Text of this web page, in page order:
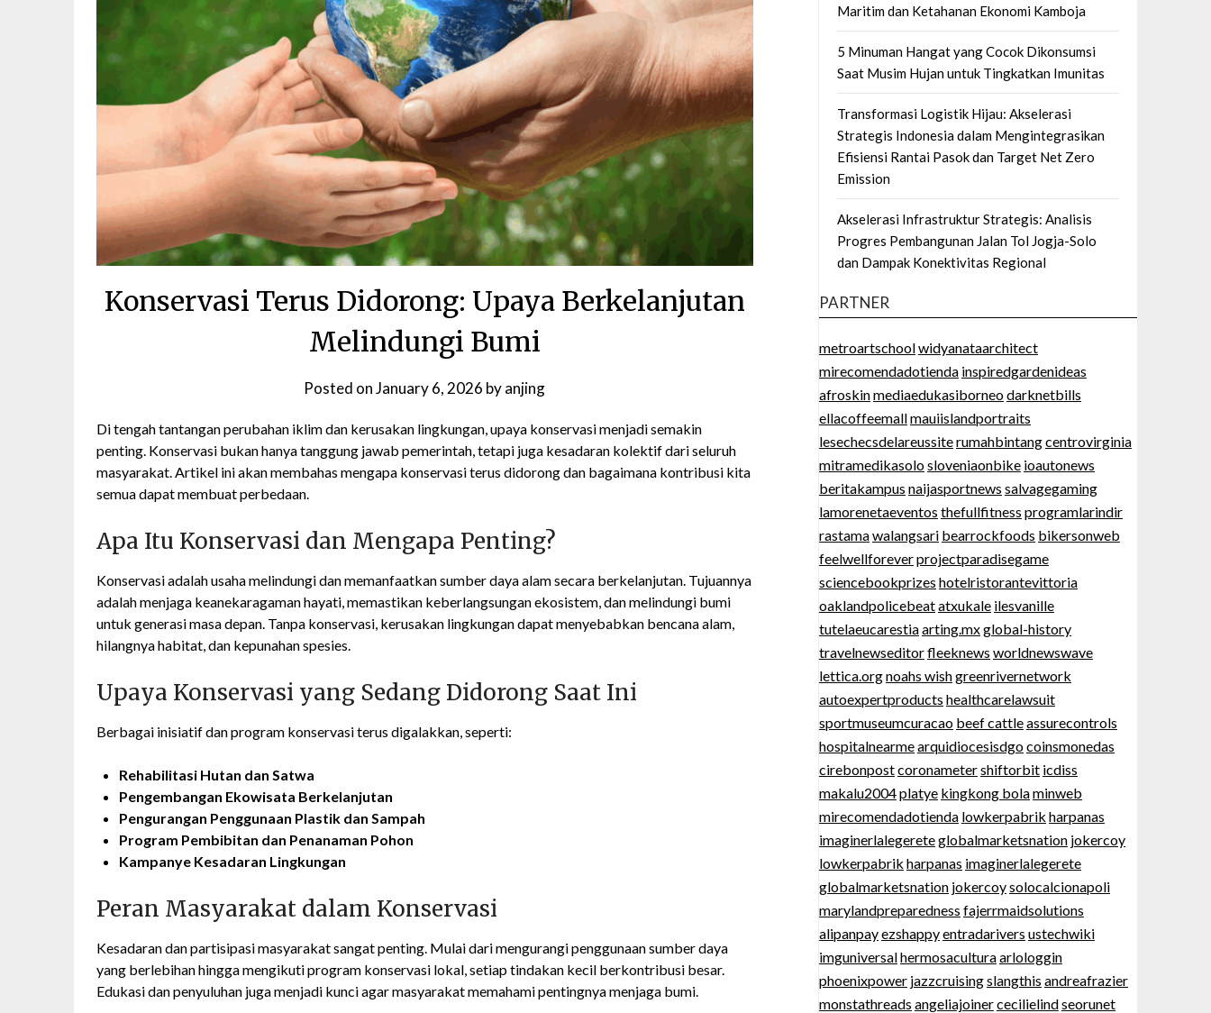
Konservasi Terus Didorong: Upaya Berkelanjutan
Melindungi Bumi
Posted onJanuary 6, 2026 byanjing
Di tengah tantangan perubahan iklim dan kerusakan lingkungan, upaya konservasi menjadi semakin
penting. Konservasi bukan hanya tanggung jawab pemerintah, tetapi juga kesadaran kolektif dari seluruh
masyarakat. Artikel ini akan membahas mengapa konservasi terus didorong dan bagaimana kontribusi kita
semua dapat membuat perbedaan.
Apa Itu Konservasi dan Mengapa Penting?
Konservasi adalah usaha melindungi dan memanfaatkan sumber daya alam secara berkelanjutan. Tujuannya
adalah menjaga keanekaragaman hayati, memastikan keberlangsungan ekosistem, dan melindungi bumi
untuk generasi masa depan. Tanpa konservasi, kerusakan lingkungan dapat menyebabkan bencana alam,
hilangnya habitat, dan kepunahan spesies.
Upaya Konservasi yang Sedang Didorong Saat Ini
Berbagai inisiatif dan program konservasi terus digalakkan, seperti:
Rehabilitasi Hutan dan Satwa
Pengembangan Ekowisata Berkelanjutan
Pengurangan Penggunaan Plastik dan Sampah
Program Pembibitan dan Penanaman Pohon
Kampanye Kesadaran Lingkungan
Peran Masyarakat dalam Konservasi
Kesadaran dan partisipasi masyarakat sangat penting. Mulai dari mengurangi penggunaan sumber daya
yang berlebihan hingga mengikuti program konservasi lokal, setiap tindakan kecil berkontribusi besar.
Edukasi dan penyuluhan juga menjadi kunci agar masyarakat memahami pentingnya menjaga bumi.
Maritim dan Ketahanan Ekonomi Kamboja
5 Minuman Hangat yang Cocok Dikonsumsi
Saat Musim Hujan untuk Tingkatkan Imunitas
Transformasi Logistik Hijau: Akselerasi
Strategis Indonesia dalam Mengintegrasikan
Efisiensi Rantai Pasok dan Target Net Zero
Emission
Akselerasi Infrastruktur Strategis: Analisis
Progres Pembangunan Jalan Tol Jogja-Solo
dan Dampak Konektivitas Regional
PARTNER
metroartschoolwidyanataarchitect
mirecomendadotienda inspiredgardenideas
afroskinmediaedukasiborneodarknetbills
ellacoffeemallmauiislandportraits
lesechecsdelareussiterumahbintangcentrovirginia
mitramedikasolosloveniaonbike ioautonews
beritakampus naijasportnews salvagegaming
lamorenetaeventos thefullfitness programlarindir
rastamawalangsari bearrockfoods bikersonweb
feelwellforeverprojectparadisegame
sciencebookprizes hotelristorantevittoria
oaklandpolicebeatatxukale ilesvanille
tutelaeucarestiaarting.mxglobal-history
travelnewseditorfleeknews worldnewswave
lettica.orgnoahs wishgreenrivernetwork
autoexpertproducts healthcarelawsuit
sportmuseumcuracao beef cattleassurecontrols
hospitalnearmearquidiocesisdgocoinsmonedas
cirebonpostcoronametershiftorbit icdiss
makalu2004platye kingkong bolaminweb
mirecomendadotienda lowkerpabrik harpanas
imaginerlalegereteglobalmarketsnation jokercoy
lowkerpabrik harpanas imaginerlalegerete
globalmarketsnation jokercoysolocalcionapoli
marylandpreparedness fajerrmaidsolutions
alipanpayezshappyentradarivers ustechwiki
imguniversalhermosaculturaarlologgin
phoenixpower jazzcruisingslangthis andreafrazier
monstathreads angeliajoinercecilielindseorunet